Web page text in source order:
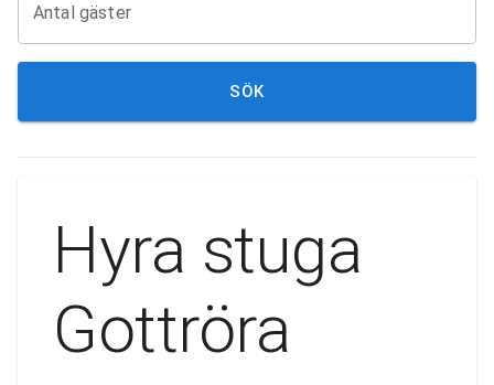
Antal gäster
SÖK
Hyra stuga
Gottröra